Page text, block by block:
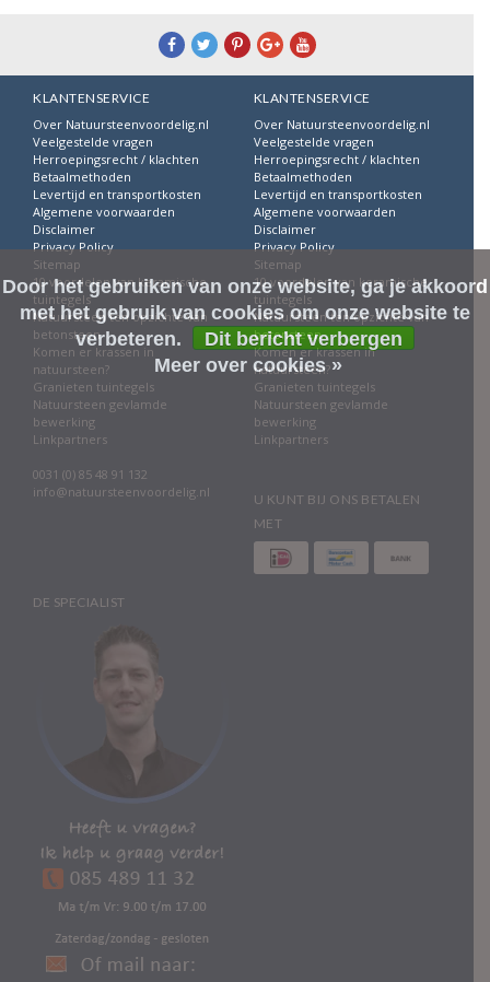
KLANTENSERVICE
Over Natuursteenvoordelig.nl
Veelgestelde vragen
Herroepingsrecht / klachten
Betaalmethoden
Levertijd en transportkosten
Algemene voorwaarden
Disclaimer
Privacy Policy
Sitemap
10 voordelen van keramische
tuintegels
Natuursteen ten opzichte van
betonsteen
Komen er krassen in
natuursteen?
Granieten tuintegels
Natuursteen gevlamde
bewerking
Linkpartners
0031 (0) 85 48 91 132
info@natuursteenvoordelig.nl
KLANTENSERVICE
Over Natuursteenvoordelig.nl
Veelgestelde vragen
Herroepingsrecht / klachten
Betaalmethoden
Levertijd en transportkosten
Algemene voorwaarden
Disclaimer
Privacy Policy
Sitemap
10 voordelen van keramische
tuintegels
Natuursteen ten opzichte van
betonsteen
Komen er krassen in
natuursteen?
Granieten tuintegels
Natuursteen gevlamde
bewerking
Linkpartners
U KUNT BIJ ONS BETALEN
MET
DE SPECIALIST
Door het gebruiken van onze website, ga je akkoord
met het gebruik van cookies om onze website te
verbeteren.
Dit bericht verbergen
Meer over cookies »